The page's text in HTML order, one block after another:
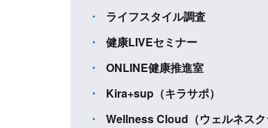
ライフスタイル調査
健康LIVEセミナー
ONLINE健康推進室
Kira+sup（キラサポ）
Wellness Cloud（ウェルネスク